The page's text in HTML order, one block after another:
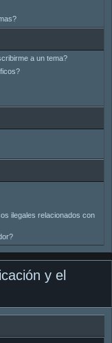
a un tema?
ilegales relacionados con
y el